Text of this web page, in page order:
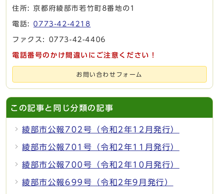
住所: 京都府綾部市若竹町8番地の1
電話:0773-42-4218
ファクス: 0773-42-4406
電話番号のかけ間違いにご注意ください！
お問い合わせフォーム
この記事と同じ分類の記事
綾部市公報702号（令和2年12月発行）
綾部市公報701号（令和2年11月発行）
綾部市公報700号（令和2年10月発行）
綾部市公報699号（令和2年9月発行）